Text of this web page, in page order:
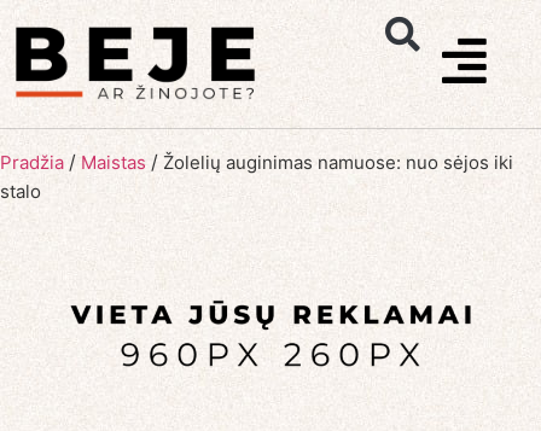
Pradžia / Maistas / Žolelių auginimas namuose: nuo sėjos iki
stalo